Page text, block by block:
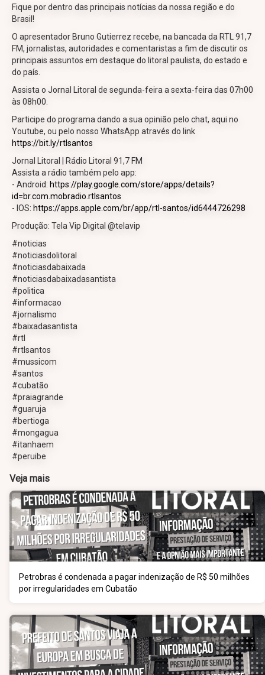
Fique por dentro das principais notícias da nossa região e do
Brasil!
O apresentador Bruno Gutierrez recebe, na bancada da RTL 91,7
FM, jornalistas, autoridades e comentaristas a fim de discutir os
principais assuntos em destaque do litoral paulista, do estado e
do país.
Assista o Jornal Litoral de segunda-feira a sexta-feira das 07h00
às 08h00.
Participe do programa dando a sua opinião pelo chat, aqui no
Youtube, ou pelo nosso WhatsApp através do link
https://bit.ly/rtlsantos
Jornal Litoral | Rádio Litoral 91,7 FM
Assista a rádio também pelo app:
- Android: https://play.google.com/store/apps/details?
id=br.com.mobradio.rtlsantos
- IOS: https://apps.apple.com/br/app/rtl-santos/id6444726298
Produção: Tela Vip Digital @telavip
#noticias
#noticiasdolitoral
#noticiasdabaixada
#noticiasdabaixadasantista
#politica
#informacao
#jornalismo
#baixadasantista
#rtl
#rtlsantos
#mussicom
#santos
#cubatão
#praiagrande
#guaruja
#bertioga
#mongagua
#itanhaem
#peruibe
Veja mais
Petrobras é condenada a pagar indenização de R$ 50 milhões
por irregularidades em Cubatão